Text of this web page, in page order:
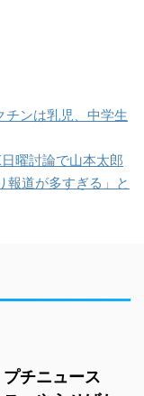
チンは乳児、中学生
曜討論で山本太郎
報道が多すぎる」と
チニュース